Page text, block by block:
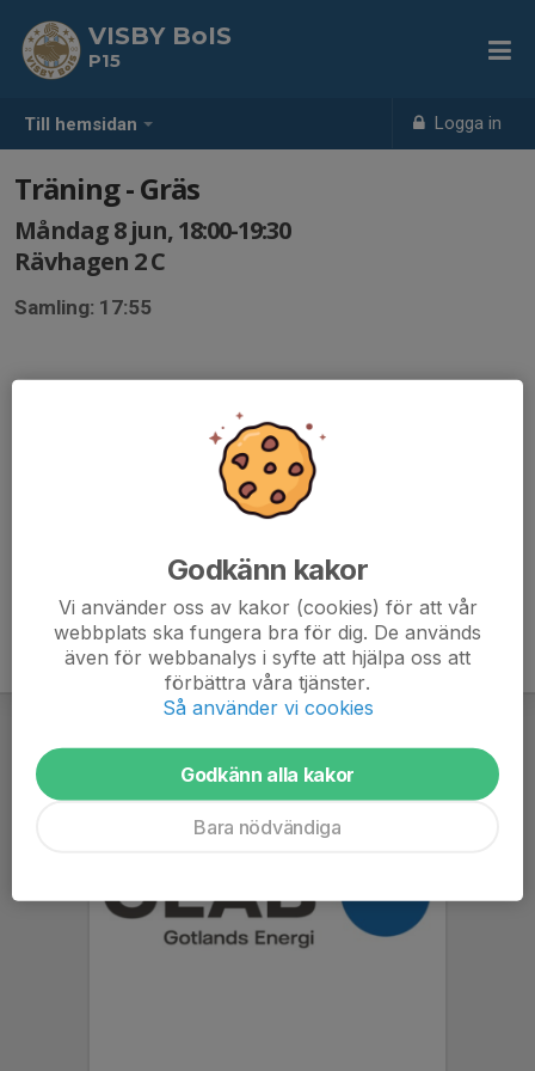
Till hemsidan Logga in
VISBY BoIS
P15
Träning - Gräs
Måndag 8 jun, 18:00-19:30
Rävhagen 2 C
Samling: 17:55
Godkänn kakor
Vi använder oss av kakor (cookies) för att vår
webbplats ska fungera bra för dig. De används
även för webbanalys i syfte att hjälpa oss att
förbättra våra tjänster.
Så använder vi cookies
Godkänn alla kakor
Bara nödvändiga